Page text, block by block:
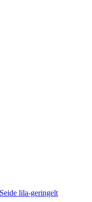
lila-geringelt